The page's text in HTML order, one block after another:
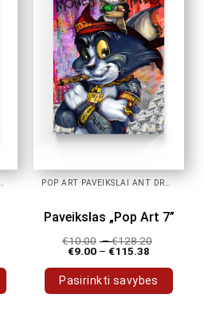
options
may
be
chosen
on
the
product
page
Paveikslas „Pop Art 7”
€10.00 –€128.20
€9.00 – €115.38
Pasirinkti savybes